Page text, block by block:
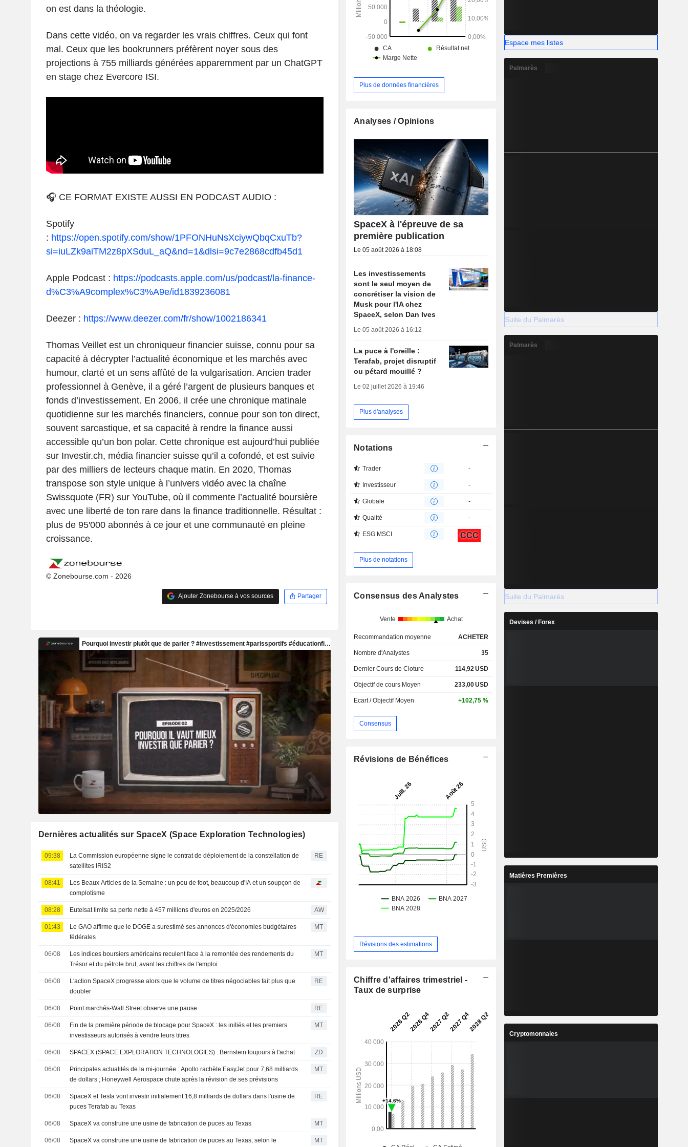
on est dans la théologie.
Dans cette vidéo, on va regarder les vrais chiffres. Ceux qui font
mal. Ceux que les bookrunners préfèrent noyer sous des
projections à 755 milliards générées apparemment par un ChatGPT
en stage chez Evercore ISI.
🎧 CE FORMAT EXISTE AUSSI EN PODCAST AUDIO :
Spotify
: https://open.spotify.com/show/1PFONHuNsXciywQbqCxuTb?
si=iuLZk9aiTM2z8pXSduL_aQ&nd=1&dlsi=9c7e2868cdfb45d1
Apple Podcast : https://podcasts.apple.com/us/podcast/la-finance-
d%C3%A9complex%C3%A9e/id1839236081
Deezer : https://www.deezer.com/fr/show/1002186341
Thomas Veillet est un chroniqueur financier suisse, connu pour sa
capacité à décrypter l’actualité économique et les marchés avec
humour, clarté et un sens affûté de la vulgarisation. Ancien trader
professionnel à Genève, il a géré l’argent de plusieurs banques et
fonds d’investissement. En 2006, il crée une chronique matinale
quotidienne sur les marchés financiers, connue pour son ton direct,
souvent sarcastique, et sa capacité à rendre la finance aussi
accessible qu’un bon polar. Cette chronique est aujourd’hui publiée
sur Investir.ch, média financier suisse qu’il a cofondé, et est suivie
par des milliers de lecteurs chaque matin. En 2020, Thomas
transpose son style unique à l’univers vidéo avec la chaîne
Swissquote (FR) sur YouTube, où il commente l’actualité boursière
avec une liberté de ton rare dans la finance traditionnelle. Résultat :
plus de 95'000 abonnés à ce jour et une communauté en pleine
croissance.
© Zonebourse.com - 2026
Ajouter Zonebourse à vos sources Partager
Dernières actualités sur SpaceX (Space Exploration Technologies)
09:38
La Commission européenne signe le contrat de déploiement de la constellation de
satellites IRIS2
RE
08:41
Les Beaux Articles de la Semaine : un peu de foot, beaucoup d'IA et un soupçon de
complotisme
08:28 Eutelsat limite sa perte nette à 457 millions d'euros en 2025/2026 AW
01:43
Le GAO affirme que le DOGE a surestimé ses annonces d'économies budgétaires
fédérales
MT
06/08
Les indices boursiers américains reculent face à la remontée des rendements du
Trésor et du pétrole brut, avant les chiffres de l'emploi
MT
06/08
L'action SpaceX progresse alors que le volume de titres négociables fait plus que
doubler
RE
06/08 Point marchés-Wall Street observe une pause RE
06/08
Fin de la première période de blocage pour SpaceX : les initiés et les premiers
investisseurs autorisés à vendre leurs titres
MT
06/08 SPACEX (SPACE EXPLORATION TECHNOLOGIES) : Bernstein toujours à l'achat ZD
06/08
Principales actualités de la mi-journée : Apollo rachète EasyJet pour 7,68 milliards
de dollars ; Honeywell Aerospace chute après la révision de ses prévisions
MT
06/08
SpaceX et Tesla vont investir initialement 16,8 milliards de dollars dans l'usine de
puces Terafab au Texas
RE
06/08 SpaceX va construire une usine de fabrication de puces au Texas MT
06/08 SpaceX va construire une usine de fabrication de puces au Texas, selon le MT
Plus de données financières
Analyses / Opinions
SpaceX à l'épreuve de sa
première publication
Le 05 août 2026 à 18:08
Les investissements
sont le seul moyen de
concrétiser la vision de
Musk pour l'IA chez
SpaceX, selon Dan Ives
Le 05 août 2026 à 16:12
La puce à l'oreille :
Terafab, projet disruptif
ou pétard mouillé ?
Le 02 juillet 2026 à 19:46
Plus d'analyses
Notations
Trader -
Investisseur -
Globale -
Qualité -
ESG MSCI CCC
Plus de notations
Consensus des Analystes
Vente Achat
Recommandation moyenne ACHETER
Nombre d'Analystes 35
Dernier Cours de Cloture 114,92USD
Objectif de cours Moyen 233,00USD
Ecart / Objectif Moyen +102,75 %
Consensus
Révisions de Bénéfices
Révisions des estimations
Chiffre d'affaires trimestriel -
Taux de surprise
Espace mes listes
Palmarès
Suite du Palmarès
Palmarès
Suite du Palmarès
Devises / Forex
Matières Premières
Cryptomonnaies